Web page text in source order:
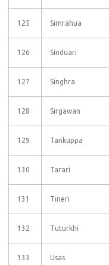
125 Simrahua
126 Sinduari
127 Singhra
128 Sirgawan
129 Tankuppa
130 Tarari
131 Tineri
132 Tuturkhi
133 Usas